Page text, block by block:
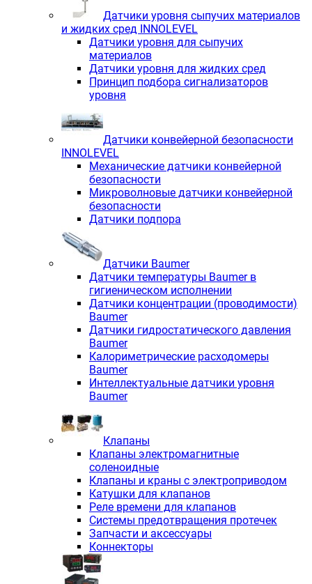
Датчики уровня сыпучих материалов
и жидких сред INNOLEVEL
Датчики уровня для сыпучих
материалов
Датчики уровня для жидких сред
Принцип подбора сигнализаторов
уровня
Датчики конвейерной безопасности
INNOLEVEL
Механические датчики конвейерной
безопасности
Микроволновые датчики конвейерной
безопасности
Датчики подпора
Датчики Baumer
Датчики температуры Baumer в
гигиеническом исполнении
Датчики концентрации (проводимости)
Baumer
Датчики гидростатического давления
Baumer
Калориметрические расходомеры
Baumer
Интеллектуальные датчики уровня
Baumer
Клапаны
Клапаны электромагнитные
соленоидные
Клапаны и краны с электроприводом
Катушки для клапанов
Реле времени для клапанов
Системы предотвращения протечек
Запчасти и аксессуары
Коннекторы